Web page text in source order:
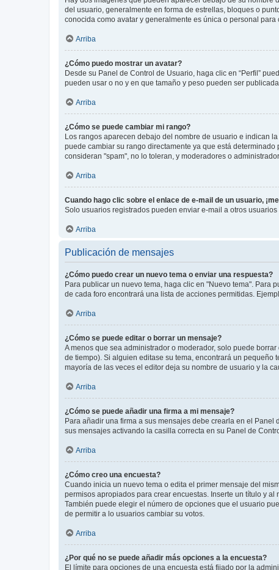
del usuario, generalmente en forma de estrellas, bloques o
conocida como avatar y generalmente es única o personal para
Arriba
¿Cómo puedo mostrar un avatar?
Desde su Panel de Control de Usuario, haga clic en “Perfil”
pueden usar o no y en que tamaño y peso pueden ser
Arriba
¿Cómo se puede cambiar mi rango?
Los rangos aparecen debajo del nombre de usuario e indican
puede cambiar su rango directamente ya que está
consideran "spam", no lo toleran, y moderadores o
Arriba
Cuando hago clic sobre el enlace de e-mail de un usuario,
Solo usuarios registrados pueden enviar e-mail a otros
Arriba
Publicación de mensajes
¿Cómo puedo crear un nuevo tema o enviar una respuesta?
Para publicar un nuevo tema, haga clic en "Nuevo tema". Para
de cada foro encontrará una lista de acciones permitidas.
Arriba
¿Cómo se puede editar o borrar un mensaje?
A menos que sea administrador o moderador, solo puede
de tiempo). Si alguien editase su tema, encontrará un
mayoría de las veces el editor deja su nombre de usuario y la
Arriba
¿Cómo se puede añadir una firma a mi mensaje?
Para añadir una firma a sus mensajes debe crearla en el
sus mensajes activando la casilla correcta en su Panel de
Arriba
¿Cómo creo una encuesta?
Cuando inicia un nuevo tema o edita el primer mensaje del
permisos apropiados para crear encuestas. Inserte un título y
También puede elegir el número de opciones que el usuario
de permitir a lo usuarios cambiar su votos.
Arriba
¿Por qué no se puede añadir más opciones a la encuesta?
El límite para opciones de una encuesta está fijado por la